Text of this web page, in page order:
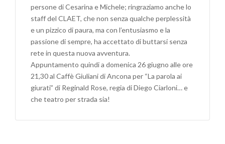
persone di Cesarina e Michele; ringraziamo anche lo
staff del CLAET, che non senza qualche perplessità
e un pizzico di paura, ma con l’entusiasmo e la
passione di sempre, ha accettato di buttarsi senza
rete in questa nuova avventura.
Appuntamento quindi a domenica 26 giugno alle ore
21,30 al Caffè Giuliani di Ancona per “La parola ai
giurati” di Reginald Rose, regia di Diego Ciarloni… e
che teatro per strada sia!